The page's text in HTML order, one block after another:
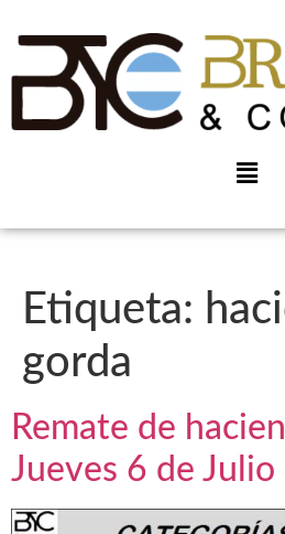
Etiqueta:
gorda
Remate de
Jueves 6 de Julio